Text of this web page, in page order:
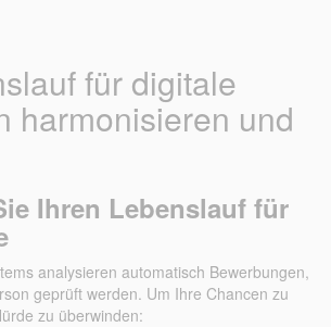
für digitale
harmonisieren und
Ihren Lebenslauf für
analysieren automatisch Bewerbungen,
geprüft werden. Um Ihre Chancen zu
zu überwinden: